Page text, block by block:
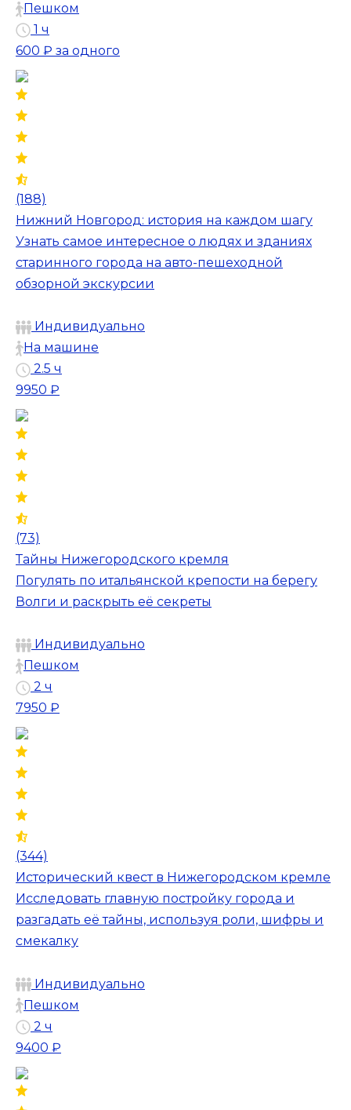
Пешком
1 ч
600 ₽ за одного
(188)
Нижний Новгород: история на каждом шагу
Узнать самое интересное о людях и зданиях
старинного города на авто-пешеходной
обзорной экскурсии
Индивидуально
На машине
2.5 ч
9950 ₽
(73)
Тайны Нижегородского кремля
Погулять по итальянской крепости на берегу
Волги и раскрыть её секреты
Индивидуально
Пешком
2 ч
7950 ₽
(344)
Исторический квест в Нижегородском кремле
Исследовать главную постройку города и
разгадать её тайны, используя роли, шифры и
смекалку
Индивидуально
Пешком
2 ч
9400 ₽